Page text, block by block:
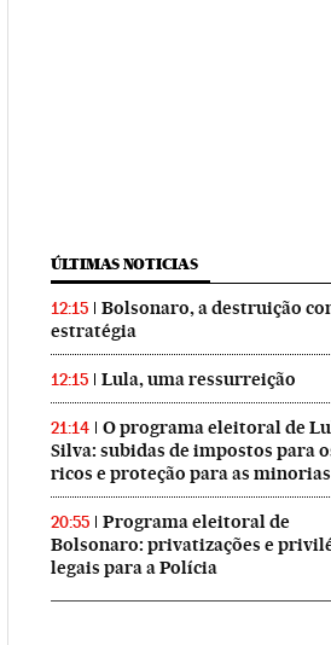
ÚLTIMAS NOTICIAS
12:15
Bolsonaro, a destruição
estratégia
12:15 Lula, uma ressurreição
21:14
O programa eleitoral de
Silva: subidas de impostos para
ricos e proteção para as minorias
20:55
Programa eleitoral de
Bolsonaro: privatizações e
legais para a Polícia